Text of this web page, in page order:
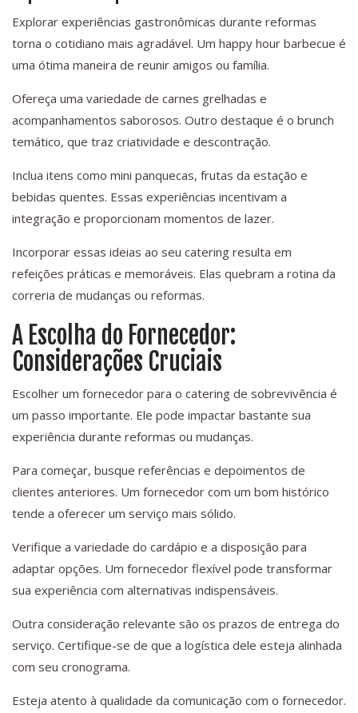
Explorar experiências gastronômicas durante reformas
torna o cotidiano mais agradável. Um happy hour barbecue é
uma ótima maneira de reunir amigos ou família.
Ofereça uma variedade de carnes grelhadas e
acompanhamentos saborosos. Outro destaque é o brunch
temático, que traz criatividade e descontração.
Inclua itens como mini panquecas, frutas da estação e
bebidas quentes. Essas experiências incentivam a
integração e proporcionam momentos de lazer.
Incorporar essas ideias ao seu catering resulta em
refeições práticas e memoráveis. Elas quebram a rotina da
correria de mudanças ou reformas.
A Escolha do Fornecedor:
Considerações Cruciais
Escolher um fornecedor para o catering de sobrevivência é
um passo importante. Ele pode impactar bastante sua
experiência durante reformas ou mudanças.
Para começar, busque referências e depoimentos de
clientes anteriores. Um fornecedor com um bom histórico
tende a oferecer um serviço mais sólido.
Verifique a variedade do cardápio e a disposição para
adaptar opções. Um fornecedor flexível pode transformar
sua experiência com alternativas indispensáveis.
Outra consideração relevante são os prazos de entrega do
serviço. Certifique-se de que a logística dele esteja alinhada
com seu cronograma.
Esteja atento à qualidade da comunicação com o fornecedor.